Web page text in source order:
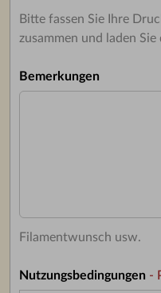
Bitte fassen Sie Ihre
zusammen und laden
Bemerkungen
Filamentwunsch usw.
Nutzungsbedingungen -